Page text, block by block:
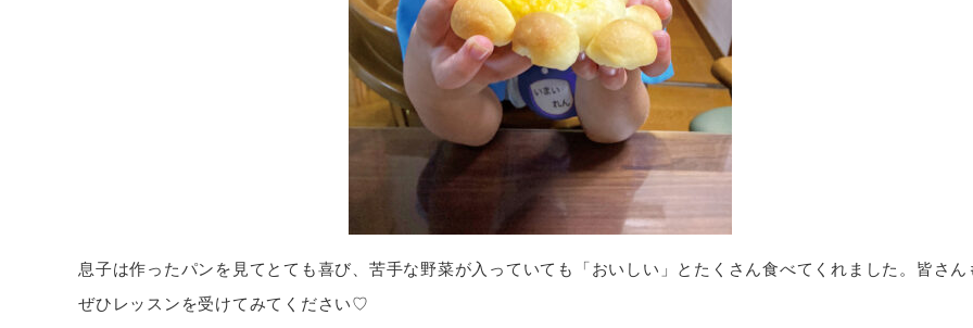
息子は作ったパンを見てとても喜び、苦手な野菜が入っていても「おいしい」とたくさん食べてくれました。皆さん
ぜひレッスンを受けてみてください♡